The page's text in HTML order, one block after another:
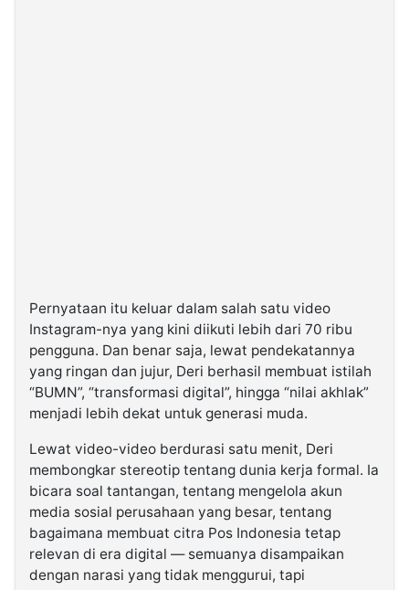
Pernyataan itu keluar dalam salah satu video
Instagram-nya yang kini diikuti lebih dari 70 ribu
pengguna. Dan benar saja, lewat pendekatannya
yang ringan dan jujur, Deri berhasil membuat istilah
“BUMN”, “transformasi digital”, hingga “nilai akhlak”
menjadi lebih dekat untuk generasi muda.
Lewat video-video berdurasi satu menit, Deri
membongkar stereotip tentang dunia kerja formal. Ia
bicara soal tantangan, tentang mengelola akun
media sosial perusahaan yang besar, tentang
bagaimana membuat citra Pos Indonesia tetap
relevan di era digital — semuanya disampaikan
dengan narasi yang tidak menggurui, tapi